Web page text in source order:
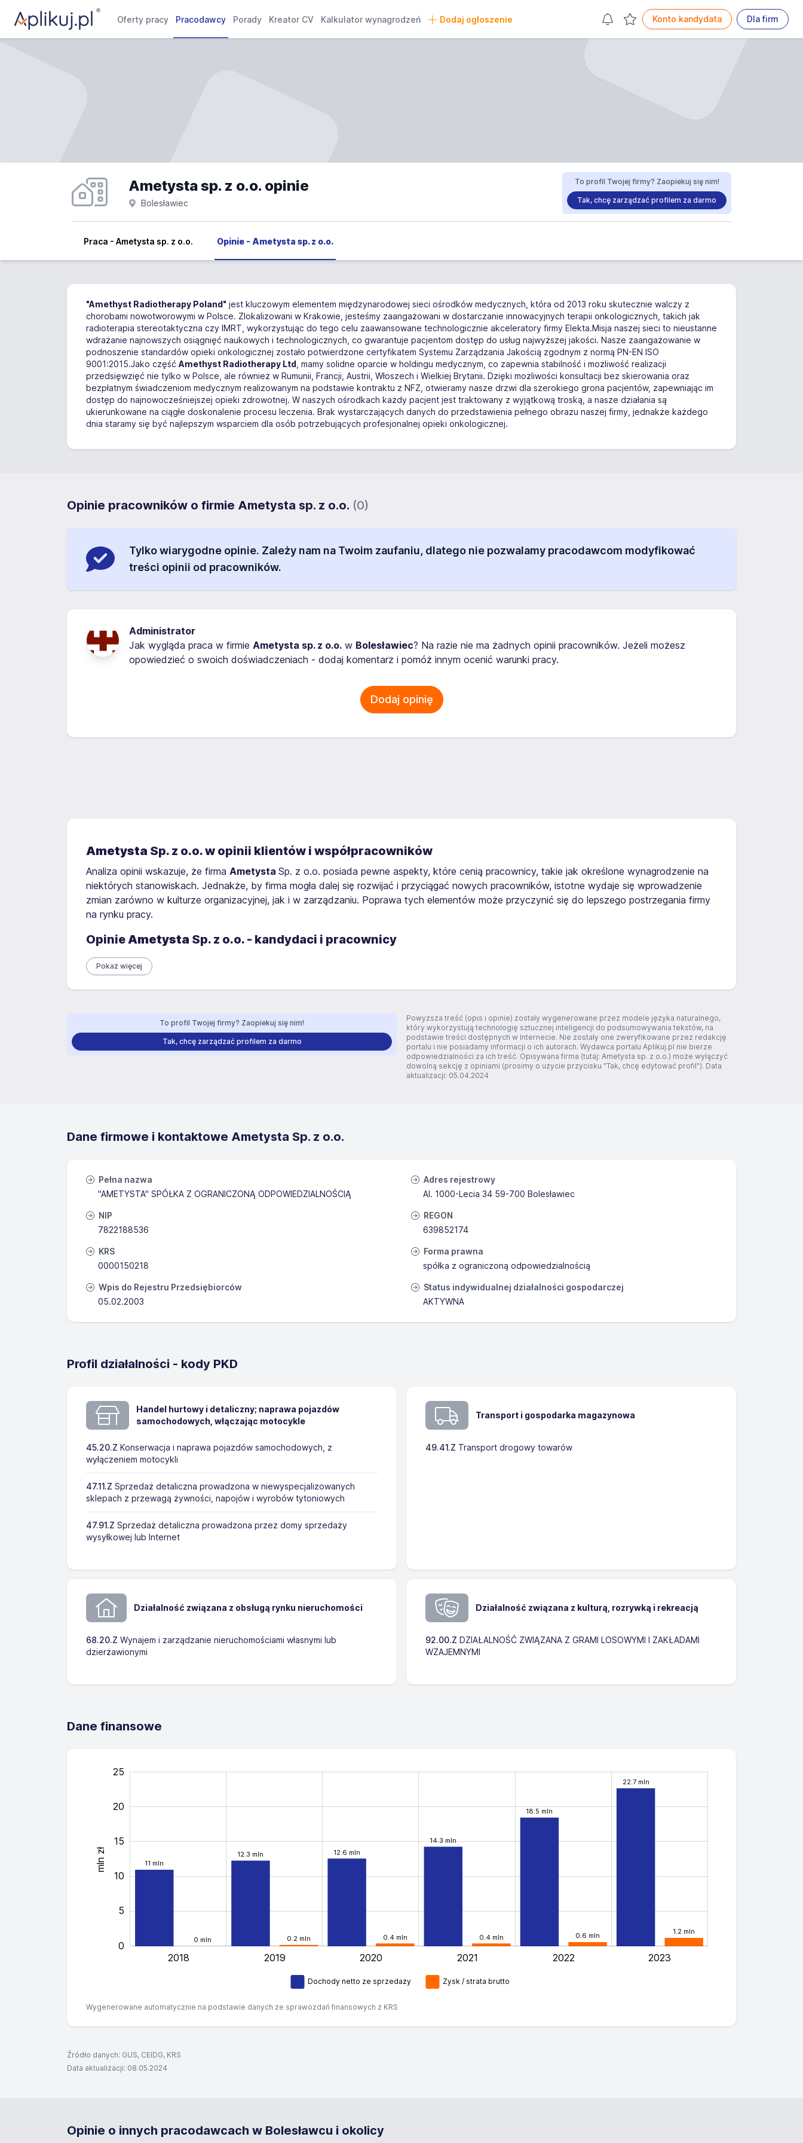
Oferty pracy Pracodawcy Porady Kreator CV Kalkulator wynagrodzeń Dodaj ogłoszenie Konto kandydata Dla firm
Ametysta sp. z o.o. opinie
Bolesławiec
To profil Twojej firmy? Zaopiekuj się nim!
Tak, chcę zarządzać profilem za darmo
Praca - Ametysta sp. z o.o. Opinie - Ametysta sp. z o.o.
"Amethyst Radiotherapy Poland" jest kluczowym elementem międzynarodowej sieci ośrodków medycznych, która od 2013 roku skutecznie walczy z
chorobami nowotworowymi w Polsce. Zlokalizowani w Krakowie, jesteśmy zaangażowani w dostarczanie innowacyjnych terapii onkologicznych, takich jak
radioterapia stereotaktyczna czy IMRT, wykorzystując do tego celu zaawansowane technologicznie akceleratory firmy Elekta.Misja naszej sieci to nieustanne
wdrażanie najnowszych osiągnięć naukowych i technologicznych, co gwarantuje pacjentom dostęp do usług najwyższej jakości. Nasze zaangażowanie w
podnoszenie standardów opieki onkologicznej zostało potwierdzone certyfikatem Systemu Zarządzania Jakością zgodnym z normą PN-EN ISO
9001:2015.Jako część Amethyst Radiotherapy Ltd , mamy solidne oparcie w holdingu medycznym, co zapewnia stabilność i możliwość realizacji
przedsięwzięć nie tylko w Polsce, ale również w Rumunii, Francji, Austrii, Włoszech i Wielkiej Brytanii. Dzięki możliwości konsultacji bez skierowania oraz
bezpłatnym świadczeniom medycznym realizowanym na podstawie kontraktu z NFZ, otwieramy nasze drzwi dla szerokiego grona pacjentów, zapewniając im
dostęp do najnowocześniejszej opieki zdrowotnej. W naszych ośrodkach każdy pacjent jest traktowany z wyjątkową troską, a nasze działania są
ukierunkowane na ciągłe doskonalenie procesu leczenia. Brak wystarczających danych do przedstawienia pełnego obrazu naszej firmy, jednakże każdego
dnia staramy się być najlepszym wsparciem dla osób potrzebujących profesjonalnej opieki onkologicznej.
Opinie pracowników o firmie Ametysta sp. z o.o. (0)
Tylko wiarygodne opinie. Zależy nam na Twoim zaufaniu, dlatego nie pozwalamy pracodawcom modyfikować
treści opinii od pracowników.
Administrator
Jak wygląda praca w firmie Ametysta sp. z o.o. w Bolesławiec? Na razie nie ma żadnych opinii pracowników. Jeżeli możesz
opowiedzieć o swoich doświadczeniach - dodaj komentarz i pomóż innym ocenić warunki pracy.
Dodaj opinię
Ametysta Sp. z o.o. w opinii klientów i współpracowników
Analiza opinii wskazuje, że firma Ametysta Sp. z o.o. posiada pewne aspekty, które cenią pracownicy, takie jak określone wynagrodzenie na
niektórych stanowiskach. Jednakże, by firma mogła dalej się rozwijać i przyciągać nowych pracowników, istotne wydaje się wprowadzenie
zmian zarówno w kulturze organizacyjnej, jak i w zarządzaniu. Poprawa tych elementów może przyczynić się do lepszego postrzegania firmy
na rynku pracy.
OpinieAmetysta Sp. z o.o. - kandydaci i pracownicy
Pokaż więcej
To profil Twojej firmy? Zaopiekuj się nim!
Tak, chcę zarządzać profilem za darmo
Powyższa treść (opis i opinie) zostały wygenerowane przez modele języka naturalnego,
który wykorzystują technologię sztucznej inteligencji do podsumowywania tekstów, na
podstawie treści dostępnych w Internecie. Nie zostały one zweryfikowane przez redakcję
portalu i nie posiadamy informacji o ich autorach. Wydawca portalu Aplikuj.pl nie bierze
odpowiedzialności za ich treść. Opisywana firma (tutaj: Ametysta sp. z o.o.) może wyłączyć
dowolną sekcję z opiniami (prosimy o użycie przycisku "Tak, chcę edytować profil"). Data
aktualizacji: 05.04.2024
Dane firmowe i kontaktowe Ametysta Sp. z o.o.
Pełna nazwa
"AMETYSTA" SPÓŁKA Z OGRANICZONĄ ODPOWIEDZIALNOŚCIĄ
Adres rejestrowy
Al. 1000-Lecia 34 59-700 Bolesławiec
NIP
7822188536
REGON
639852174
KRS
0000150218
Forma prawna
spółka z ograniczoną odpowiedzialnością
Wpis do Rejestru Przedsiębiorców
05.02.2003
Status indywidualnej działalności gospodarczej
AKTYWNA
Profil działalności - kody PKD
Handel hurtowy i detaliczny; naprawa pojazdów
samochodowych, włączając motocykle
45.20.Z Konserwacja i naprawa pojazdów samochodowych, z
wyłączeniem motocykli
47.11.Z Sprzedaż detaliczna prowadzona w niewyspecjalizowanych
sklepach z przewagą żywności, napojów i wyrobów tytoniowych
47.91.Z Sprzedaż detaliczna prowadzona przez domy sprzedaży
wysyłkowej lub Internet
Transport i gospodarka magazynowa
49.41.Z Transport drogowy towarów
Działalność związana z obsługą rynku nieruchomości
68.20.Z Wynajem i zarządzanie nieruchomościami własnymi lub
dzierżawionymi
Działalność związana z kulturą, rozrywką i rekreacją
92.00.Z DZIAŁALNOŚĆ ZWIĄZANA Z GRAMI LOSOWYMI I ZAKŁADAMI
WZAJEMNYMI
Dane finansowe
11 mln
12.3 mln 12.6 mln
14.3 mln
18.5 mln
22.7 mln
0 mln 0.2 mln 0.4 mln 0.4 mln 0.6 mln 1.2 mln
mln zł
0
5
10
15
20
25
2018 2019 2020 2021 2022 2023
Dochody netto ze sprzedaży Zysk / strata brutto
Wygenerowane automatycznie na podstawie danych ze sprawozdań finansowych z KRS
Źródło danych: GUS, CEIDG, KRS
Data aktualizacji: 08.05.2024
Opinie o innych pracodawcach w Bolesławcu i okolicy